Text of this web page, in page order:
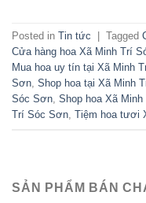
Posted in Tin tức Tagged
Cửa hàng hoa Xã Minh Trí
Mua hoa uy tín tại Xã Minh
Sơn Shop hoa tại Xã Minh
Sóc Sơn Shop hoa Xã
Trí Sóc Sơn Tiệm hoa tươi
SẢN PHẨM BÁN